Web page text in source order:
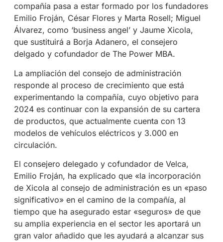
compañía pasa a estar formado por los fundadores
Emilio Froján, César Flores y Marta Rosell; Miguel
Álvarez, como ‘business angel’ y Jaume Xicola,
que sustituirá a Borja Adanero, el consejero
delgado y cofundador de The Power MBA.
La ampliación del consejo de administración
responde al proceso de crecimiento que está
experimentando la compañía, cuyo objetivo para
2024 es continuar con la expansión de su cartera
de productos, que actualmente cuenta con 13
modelos de vehículos eléctricos y 3.000 en
circulación.
El consejero delegado y cofundador de Velca,
Emilio Froján, ha explicado que «la incorporación
de Xicola al consejo de administración es un «paso
significativo» en el camino de la compañía, al
tiempo que ha asegurado estar «seguros» de que
su amplia experiencia en el sector les aportará un
gran valor añadido que les ayudará a alcanzar sus